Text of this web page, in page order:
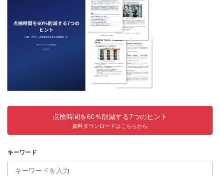
点検時間を60％削減する7つのヒント
資料ダウンロードはこちらから
キーワード